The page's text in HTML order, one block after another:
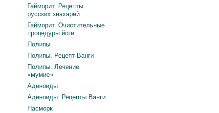
Гайморит. Рецепты
русских знахарей
Гайморит. Очистительные
процедуры йоги
Полипы
Полипы. Рецепт Ванги
Полипы. Лечение
«мумие»
Аденоиды
Аденоиды. Рецепты Ванги
Насморк